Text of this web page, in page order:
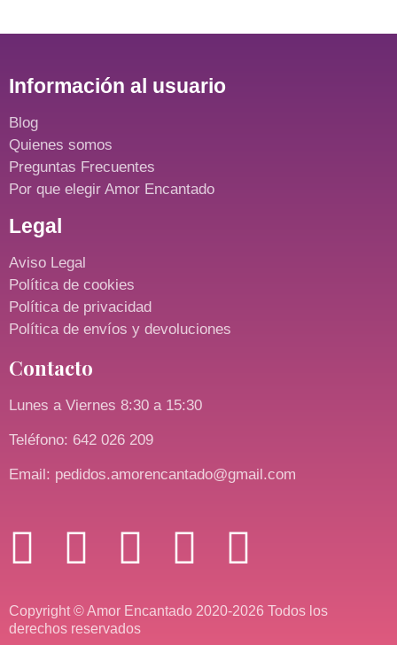
Información al usuario
Blog
Quienes somos
Preguntas Frecuentes
Por que elegir Amor Encantado
Legal
Aviso Legal
Política de cookies
Política de privacidad
Política de envíos y devoluciones
Contacto
Lunes a Viernes 8:30 a 15:30
Teléfono: 642 026 209
Email: pedidos.amorencantado@gmail.com
Copyright © Amor Encantado 2020-2026 Todos los
derechos reservados